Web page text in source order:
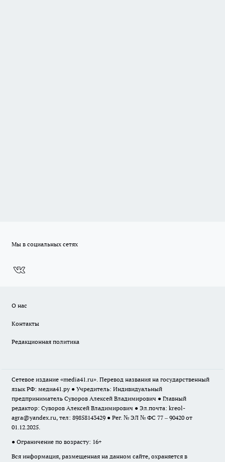
Мы в социальных сетях
О нас
Контакты
Редакционная политика
Сетевое издание «media41.ru». Перевод названия на государственный
язык РФ: медиа41.ру ● Учредитель: Индивидуальный
предприниматель Суворов Алексей Владимирович ● Главный
редактор: Суворов Алексей Владимирович ● Эл.почта: kreol-
agra@yandex.ru, тел: 89858143429 ● Рег. № ЭЛ № ФС 77 – 90420 от
01.12.2025.
● Ограничение по возрасту: 16+
Вся информация, размещенная на данном сайте, охраняется в